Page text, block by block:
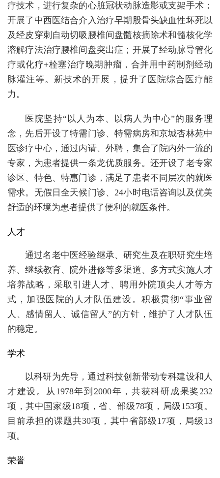
疗技术，进行复杂的心脏冠状动脉造影或支架手术；
开展了中西医结合介入治疗早期股骨头缺血性坏死以
及经皮穿刺自动切吸腰椎间盘髓核摘除术和髓核化学
溶解疗法治疗腰椎间盘突出症；开展了经动脉导管化
疗或化疗+栓塞治疗晚期肿瘤，合并用中药制剂经动
脉灌注等。新技术的开展，提升了医院综合医疗能
力。
医院坚持“以人为本、以病人为中心”的服务理
念，先后开设了特需门诊、特需病房和京城杏林苑中
医诊疗中心，通过内请、外聘，集合了院内外一流的
专家，为患者提供一条龙优质服务。还开设了老专家
诊区、特色、特惠门诊，满足了患者不同层次的就医
需求。无假日全天候门诊、24小时电话咨询以及优美
舒适的环境为患者提供了便利的就医条件。
人才
通过名老中医经验继承、研究生及在职研究生培
养、继续教育、院外进修等多渠道、多方式实施人才
培养战略，采取引进人才、聘用外院顶尖人才等方
式，加强医院的人才队伍建设。积极贯彻“事业留
人、感情留人、诚信留人”的方针，维护了人才队伍
的稳定。
学术
以科研为先导，通过科技创新带动专科建设和人
才建设。从1978年到2000年，共获科研成果奖232
项，其中国家级18项，省、部级78项，局级153项。
目前承担的课题共30项，其中省部级17项，局级13
项。
荣誉